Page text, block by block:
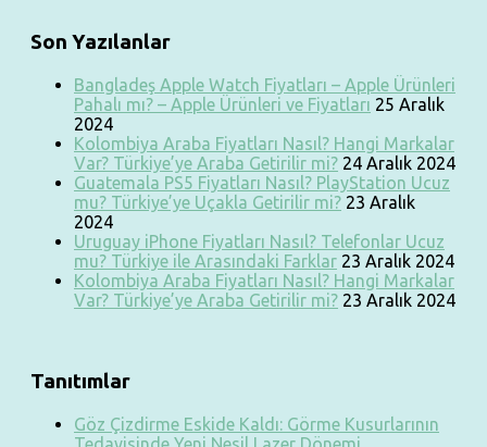
Son Yazılanlar
Bangladeş Apple Watch Fiyatları – Apple Ürünleri
Pahalı mı? – Apple Ürünleri ve Fiyatları 25 Aralık
2024
Kolombiya Araba Fiyatları Nasıl? Hangi Markalar
Var? Türkiye’ye Araba Getirilir mi? 24 Aralık 2024
Guatemala PS5 Fiyatları Nasıl? PlayStation Ucuz
mu? Türkiye’ye Uçakla Getirilir mi? 23 Aralık
2024
Uruguay iPhone Fiyatları Nasıl? Telefonlar Ucuz
mu? Türkiye ile Arasındaki Farklar 23 Aralık 2024
Kolombiya Araba Fiyatları Nasıl? Hangi Markalar
Var? Türkiye’ye Araba Getirilir mi? 23 Aralık 2024
Tanıtımlar
Göz Çizdirme Eskide Kaldı: Görme Kusurlarının